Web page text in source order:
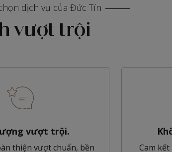
dịch vụ của Đức Tín
vượt trội
vượt trội.
thiện vượt chuẩn, bền
Cam